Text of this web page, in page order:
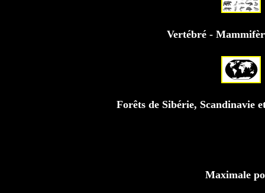
Vertébré -
Forêts de Sibérie, Scandinavie
Maximale